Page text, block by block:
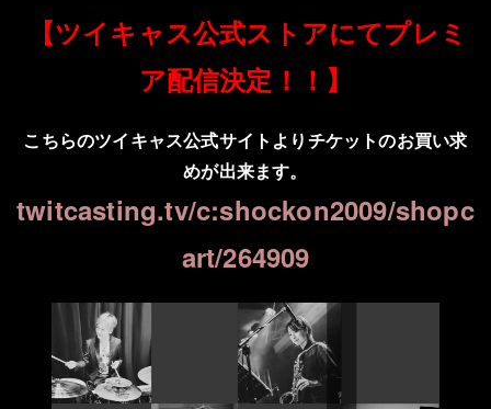
【ツイキャス公式ストアにてプレミ
ア配信決定！！】
こちらのツイキャス公式サイトよりチケットのお買い求
めが出来ます。
twitcasting.tv/c:shockon2009/shopc
art/264909